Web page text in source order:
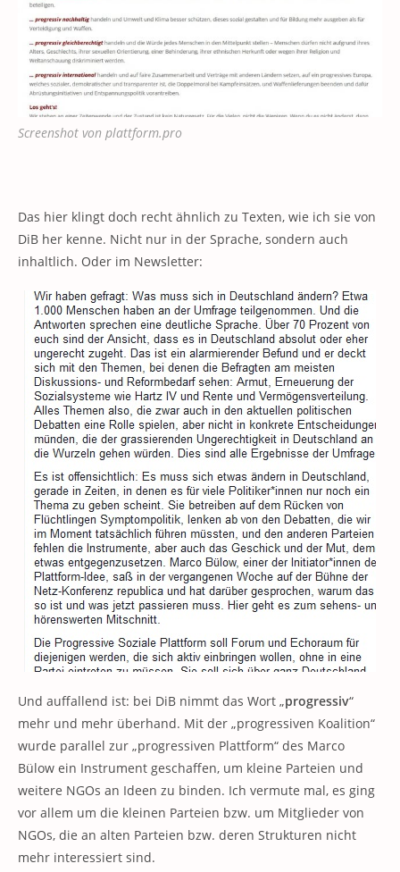
Screenshot von plattform.pro
Das hier klingt doch recht ähnlich zu Texten, wie ich sie von
DiB her kenne. Nicht nur in der Sprache, sondern auch
inhaltlich. Oder im Newsletter:
Und auffallend ist: bei DiB nimmt das Wort „progressiv“
mehr und mehr überhand. Mit der „progressiven Koalition“
wurde parallel zur „progressiven Plattform“ des Marco
Bülow ein Instrument geschaffen, um kleine Parteien und
weitere NGOs an Ideen zu binden. Ich vermute mal, es ging
vor allem um die kleinen Parteien bzw. um Mitglieder von
NGOs, die an alten Parteien bzw. deren Strukturen nicht
mehr interessiert sind.